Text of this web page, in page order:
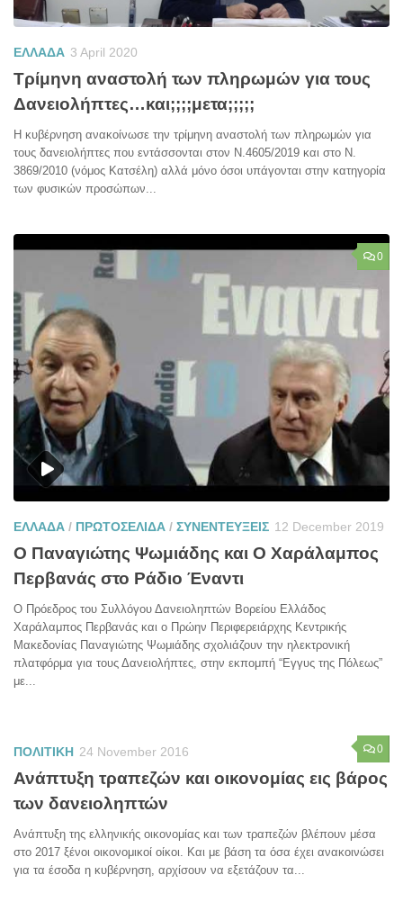
ΕΛΛΑΔΑ 3 April 2020
Τρίμηνη αναστολή των πληρωμών για τους
Δανειολήπτες…και;;;;μετα;;;;;
Η κυβέρνηση ανακοίνωσε την τρίμηνη αναστολή των πληρωμών για
τους δανειολήπτες που εντάσσονται στον Ν.4605/2019 και στο Ν.
3869/2010 (νόμος Κατσέλη) αλλά μόνο όσοι υπάγονται στην κατηγορία
των φυσικών προσώπων...
0
ΕΛΛΑΔΑ / ΠΡΩΤΟΣΕΛΙΔΑ / ΣΥΝΕΝΤΕΥΞΕΙΣ 12 December 2019
Ο Παναγιώτης Ψωμιάδης και Ο Χαράλαμπος
Περβανάς στο Ράδιο Έναντι
Ο Πρόεδρος του Συλλόγου Δανειοληπτών Βορείου Ελλάδος
Χαράλαμπος Περβανάς και ο Πρώην Περιφερειάρχης Κεντρικής
Μακεδονίας Παναγιώτης Ψωμιάδης σχολιάζουν την ηλεκτρονική
πλατφόρμα για τους Δανειολήπτες, στην εκπομπή “Εγγυς της Πόλεως”
με...
0
ΠΟΛΙΤΙΚΗ 24 November 2016
Ανάπτυξη τραπεζών και οικονομίας εις βάρος
των δανειοληπτών
Ανάπτυξη της ελληνικής οικονομίας και των τραπεζών βλέπουν μέσα
στο 2017 ξένοι οικονομικοί οίκοι. Και με βάση τα όσα έχει ανακοινώσει
για τα έσοδα η κυβέρνηση, αρχίσουν να εξετάζουν τα...